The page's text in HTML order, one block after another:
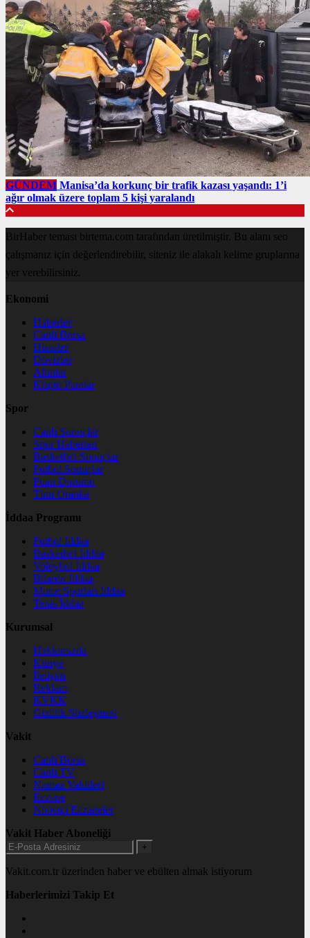
GÜNDEM Manisa’da korkunç bir trafik kazası yaşandı: 1’i
ağır olmak üzere toplam 5 kişi yaralandı
BirHaber teması birtema.com tarafından üretilmiştir. Bu alanı seo
çalışmanız için değerlendirebilir, siteniz ile alakalı kelime gruplarına
yer verebilirsiniz.
Ekonomi
Haberler
Canlı Borsa
Hisseler
Dövizler
Altınlar
Kripto Paralar
Spor
Canlı Sonuçlar
Spor Haberleri
Basketbol Sonuçlar
Futbol Sonuçlar
Puan Durumu
Tüm Oranlar
İddaa Programı
Futbol İddaa
Basketbol İddaa
Voleybol İddaa
Bilardo İddaa
Motor Sporları İddaa
Tenis İddaa
Kurumsal
Hakkımızda
Künye
İletişim
Reklam
KVKK
Gizlilik Sözleşmesi
Vakit
Canlı Borsa
Canlı TV
Namaz Vakitleri
Eczane
Nöbetçi Eczaneler
Vakit Haber Aboneliği
+
Vakit.com.tr üzerinden haber ve ebülten almak istiyorum
Haberlerimizi Takip Et